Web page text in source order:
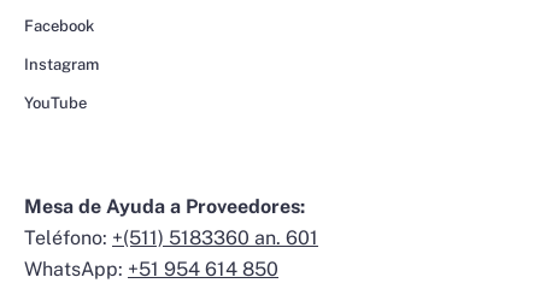
Facebook
Instagram
YouTube
Mesa de Ayuda a Proveedores:
Teléfono: +(511) 5183360 an. 601
WhatsApp: +51 954 614 850